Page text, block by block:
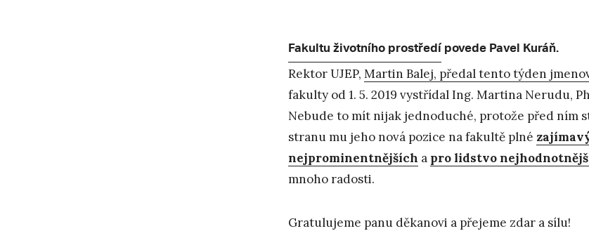
Fakultu životního prostředípovede Pavel Kuráň.
Rektor UJEP, Martin Balej, předal tento týden
fakulty od 1. 5. 2019 vystřídal Ing. Martina Nerudu,
Nebude to mít nijak jednoduché, protože před ním
stranu mu jeho nová pozice na fakultě plné
nejprominentnějších a pro lidstvo
mnoho radosti.
Gratulujeme panu děkanovi a přejeme zdar a sílu!